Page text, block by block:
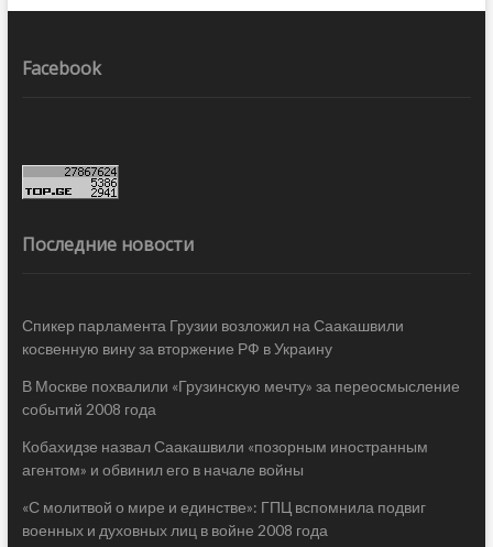
Facebook
Последние новости
Спикер парламента Грузии возложил на Саакашвили
косвенную вину за вторжение РФ в Украину
В Москве похвалили «Грузинскую мечту» за переосмысление
событий 2008 года
Кобахидзе назвал Саакашвили «позорным иностранным
агентом» и обвинил его в начале войны
«С молитвой о мире и единстве»: ГПЦ вспомнила подвиг
военных и духовных лиц в войне 2008 года